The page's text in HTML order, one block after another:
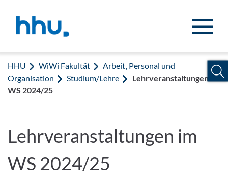
HHU WiWi Fakultät
Arbeit, Personal und
Organisation
Studium/Lehre
Lehrveranstaltungen im
WS 2024/25
Lehrveranstaltungen im
WS 2024/25